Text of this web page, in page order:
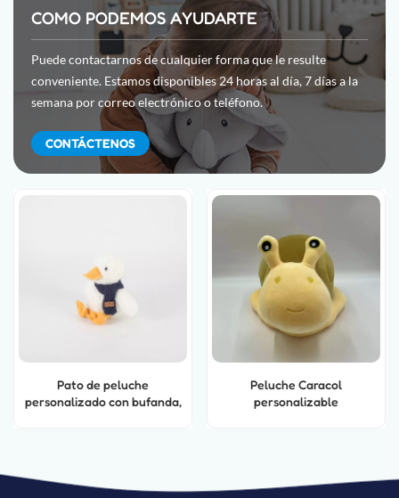
COMO PODEMOS AYUDARTE
Puede contactarnos de cualquier forma que le resulte
conveniente. Estamos disponibles 24 horas al día, 7 días a la
semana por correo electrónico o teléfono.
CONTÁCTENOS
Pato de peluche
personalizado con bufanda,
Peluche Caracol
personalizable